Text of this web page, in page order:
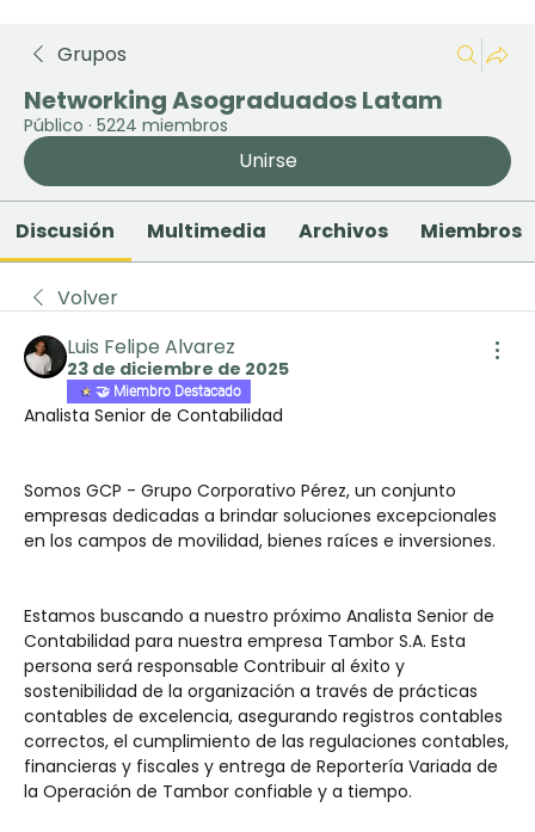
Grupos
Networking Asograduados Latam
Público · 5224 miembros
Unirse
Discusión Multimedia Archivos Miembros
Volver
Luis Felipe Alvarez
23 de diciembre de 2025
🤝 Miembro Destacado
Analista Senior de Contabilidad
Somos GCP - Grupo Corporativo Pérez, un conjunto
empresas dedicadas a brindar soluciones excepcionales
en los campos de movilidad, bienes raíces e inversiones.
Estamos buscando a nuestro próximo Analista Senior de
Contabilidad para nuestra empresa Tambor S.A. Esta
persona será responsable Contribuir al éxito y
sostenibilidad de la organización a través de prácticas
contables de excelencia, asegurando registros contables
correctos, el cumplimiento de las regulaciones contables,
financieras y fiscales y entrega de Reportería Variada de
la Operación de Tambor confiable y a tiempo.